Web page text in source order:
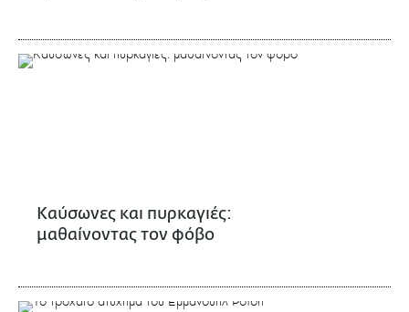
Καύσωνες και πυρκαγιές:
μαθαίνοντας τον φόβο